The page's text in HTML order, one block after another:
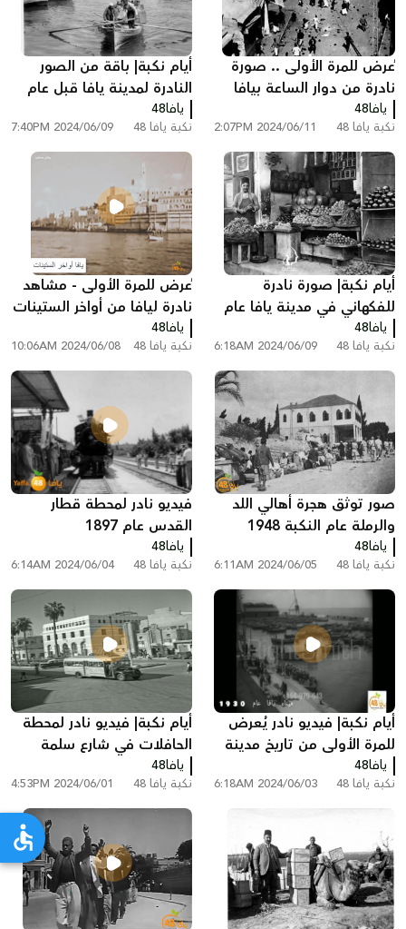
ُعرض للمرة الأولى .. صورة
نادرة من دوار الساعة بيافا
لثورة عام 1936
يافا48
نكبة يافا 48 2024/06/11 2:07PM
أيام نكبة| باقة من الصور
النادرة لمدينة يافا قبل عام
النكبة 1948
يافا48
نكبة يافا 48 2024/06/09 7:40PM
أيام نكبة| صورة نادرة
للفكهاني في مدينة يافا عام
1942
يافا48
نكبة يافا 48 2024/06/09 6:18AM
ُعرض للمرة الأولى - مشاهد
نادرة ليافا من أواخر الستينات
يافا48
نكبة يافا 48 2024/06/08 10:06AM
صور توثق هجرة أهالي اللد
والرملة عام النكبة 1948
يافا48
نكبة يافا 48 2024/06/05 6:11AM
فيديو نادر لمحطة قطار
القدس عام 1897
يافا48
نكبة يافا 48 2024/06/04 6:14AM
أيام نكبة| فيديو نادر يُعرض
للمرة الأولى من تاريخ مدينة
يافا
يافا48
نكبة يافا 48 2024/06/03 6:18AM
أيام نكبة| فيديو نادر لمحطة
الحافلات في شارع سلمة
شرق يافا 1946
يافا48
نكبة يافا 48 2024/06/01 4:53PM